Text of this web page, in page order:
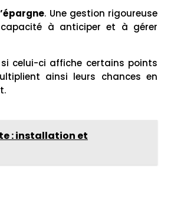
. Une gestion rigoureuse
à anticiper et à gérer
celui-ci affiche certains points
ainsi leurs chances en
: installation et